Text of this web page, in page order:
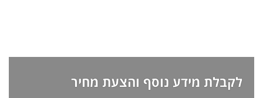
לקבלת מידע נוסף והצעת מחיר